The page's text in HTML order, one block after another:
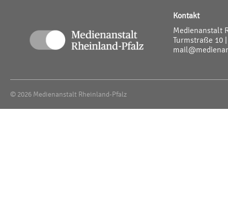
Kontakt
Medienanstalt
Turmstraße 10
© 2026 Medienanstalt Rheinland-Pfalz